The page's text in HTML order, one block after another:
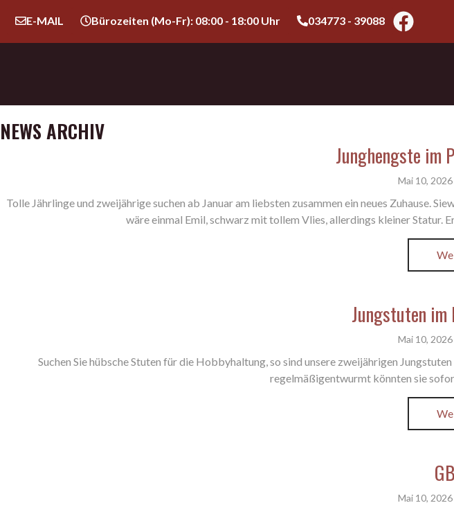
E-MAIL Bürozeiten (Mo-Fr): 08:00 - 18:00 Uhr 034773 - 39088
NEWS ARCHIV
Junghengste im
Mai 10, 2026
Tolle Jährlinge und zweijährige suchen ab Januar am liebsten zusammen ein neues Zuhause.
wäre einmal Emil, schwarz mit tollem Vlies, allerdings kleiner Statur.
Jungstuten
Mai 10, 2026
Suchen Sie hübsche Stuten für die Hobbyhaltung, so sind unsere zweijährigen
regelmäßigentwurmt könnten sie
Mai 10, 2026